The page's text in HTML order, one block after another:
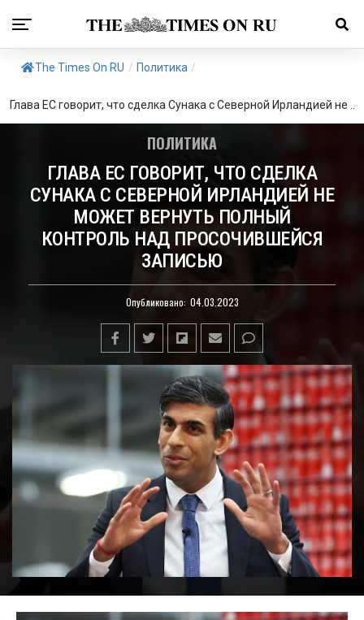
The Times On RU / Политика /
Глава ЕС говорит, что сделка Сунака с Северной Ирландией не ..
ПОЛИТИКА
ГЛАВА ЕС ГОВОРИТ, ЧТО СДЕЛКА
СУНАКА С СЕВЕРНОЙ ИРЛАНДИЕЙ НЕ
МОЖЕТ ВЕРНУТЬ ПОЛНЫЙ
КОНТРОЛЬ НАД ПРОСОЧИВШЕЙСЯ
ЗАПИСЬЮ
Опубликовано: 04.03.2023